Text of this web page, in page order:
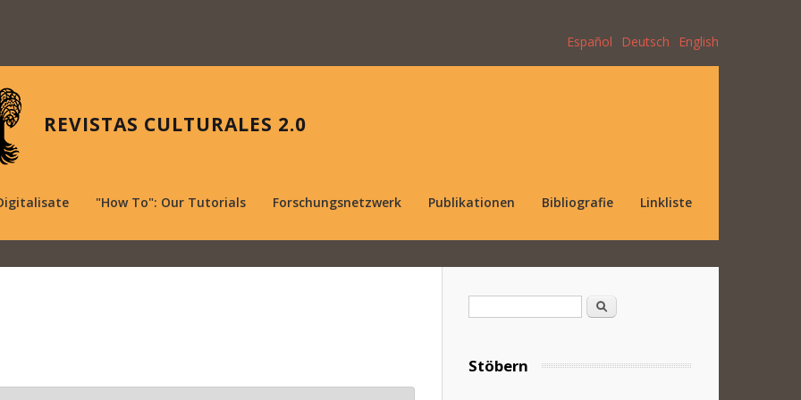
Español Deutsch English
REVISTAS CULTURALES 2.0
"How To": Our Tutorials Forschungsnetzwerk Publikationen Bibliografie Linkliste
Suche
Stöbern